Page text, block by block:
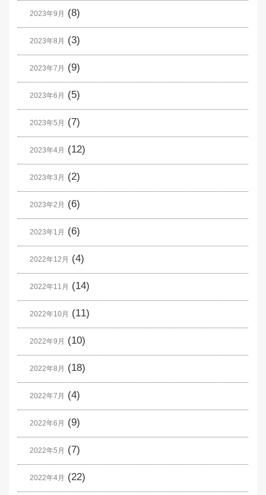
2023年9月 (8)
2023年8月 (3)
2023年7月 (9)
2023年6月 (5)
2023年5月 (7)
2023年4月 (12)
2023年3月 (2)
2023年2月 (6)
2023年1月 (6)
2022年12月 (4)
2022年11月 (14)
2022年10月 (11)
2022年9月 (10)
2022年8月 (18)
2022年7月 (4)
2022年6月 (9)
2022年5月 (7)
2022年4月 (22)